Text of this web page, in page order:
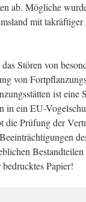
ab. Mögliche
mit
Stören von
von
ist eine
in ein EU-
Prüfung der
Papier!